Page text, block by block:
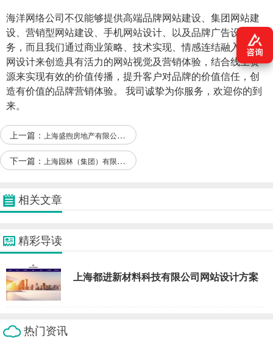
海洋网络公司不仅能够提供高端品牌网站建设、集团网站建
设、营销型网站建设、手机网站设计、以及品牌广告设计服
务，而且我们通过商业策略、技术实现、情感连结融入互联
网设计来创造具有活力的网站视觉及营销体验，结合线上资
源来实现有效的价值传播，提升客户对品牌的价值信任，创
造有价值的品牌营销体验。 我司诚挚为你服务，欢迎你的到
来。
上一篇： 上海盛煦房地产有限公司与本司签约搜索引擎优化协议
下一篇： 上海园林（集团）有限公司和我公司签订SEO推广项目
相关文章
精彩导读
上海都进新材料科技有限公司网站设计方案
热门资讯